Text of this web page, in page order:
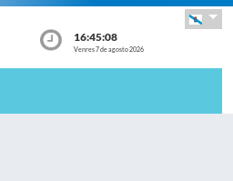
16:45:08
Venres 7 de agosto 2026